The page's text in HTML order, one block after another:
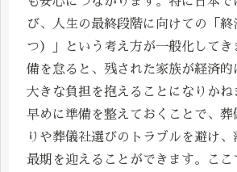
び、人生の最終段階に向けての「終
つ）」という考え方が一般化して
備を怠ると、残された家族が経済的
大きな負担を抱えることになりかね
早めに準備を整えておくことで、葬
りや葬儀社選びのトラブルを避け
最期を迎えることができます。ここ